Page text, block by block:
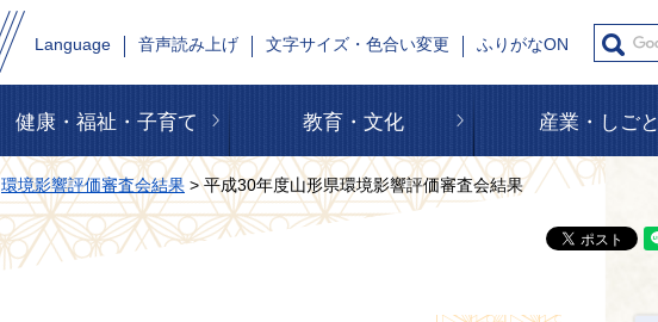
Language 音声読み上げ 文字サイズ・色合い変更 ふりがなON
健康・福祉・子育て 教育・文化 産業・しごと
環境影響評価審査会結果 > 平成30年度山形県環境影響評価審査会結果